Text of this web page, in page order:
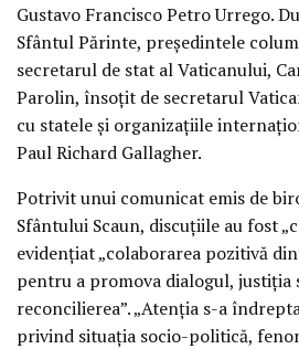
Gustavo Francisco Petro Urrego.
Sfântul Părinte, președintele
secretarul de stat al Vaticanului,
Parolin, însoțit de secretarul
cu statele și organizațiile
Paul Richard Gallagher.
Potrivit unui comunicat emis de
Sfântului Scaun, discuțiile au fost
evidențiat „colaborarea pozitivă
pentru a promova dialogul, justiția
reconcilierea”. „Atenția s-a
privind situația socio-politică,